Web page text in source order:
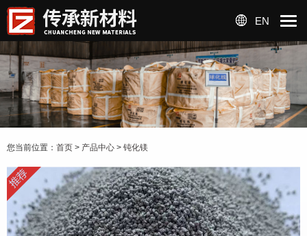
EN
您当前位置： 首页 > 产品中心 > 钝化镁